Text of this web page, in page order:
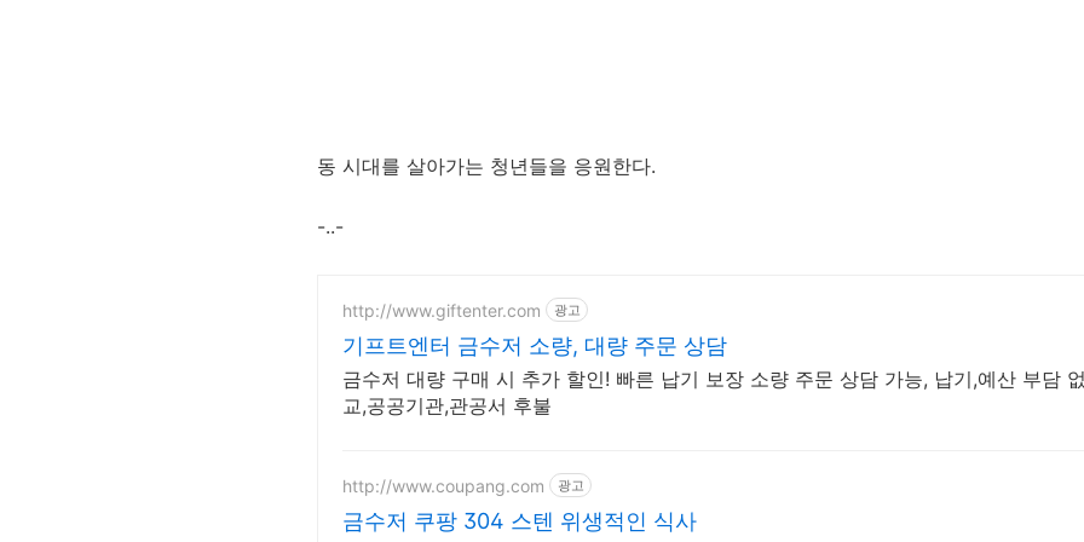
동 시대를 살아가는 청년들을 응원한다.
-..-
http://www.giftenter.com 광고
기프트엔터 금수저 소량, 대량 주문 상담
금수저 대량 구매 시 추가 할인! 빠른 납기 보장 소량 주문 상담 가능, 납기,예산 부담
교,공공기관,관공서 후불
http://www.coupang.com 광고
금수저 쿠팡 304 스텐 위생적인 식사